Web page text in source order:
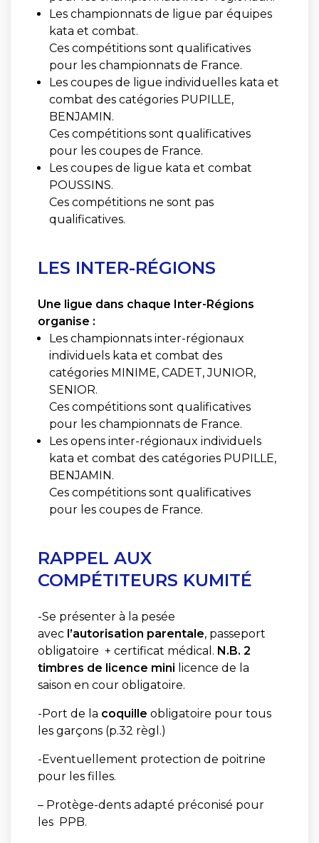
Les championnats de ligue par équipes
kata et combat.
Ces compétitions sont qualificatives
pour les championnats de France.
Les coupes de ligue individuelles kata et
combat des catégories PUPILLE,
BENJAMIN.
Ces compétitions sont qualificatives
pour les coupes de France.
Les coupes de ligue kata et combat
POUSSINS.
Ces compétitions ne sont pas
qualificatives.
LES INTER-RÉGIONS
Une ligue dans chaque Inter-Régions
organise :
Les championnats inter-régionaux
individuels kata et combat des
catégories MINIME, CADET, JUNIOR,
SENIOR.
Ces compétitions sont qualificatives
pour les championnats de France.
Les opens inter-régionaux individuels
kata et combat des catégories PUPILLE,
BENJAMIN.
Ces compétitions sont qualificatives
pour les coupes de France.
RAPPEL AUX
COMPÉTITEURS KUMITÉ
-Se présenter à la pesée
avec l’autorisation parentale, passeport
obligatoire + certificat médical. N.B. 2
timbres de licence mini licence de la
saison en cour obligatoire.
-Port de la coquille obligatoire pour tous
les garçons (p.32 règl.)
-Eventuellement protection de poitrine
pour les filles.
– Protège-dents adapté préconisé pour
les PPB.